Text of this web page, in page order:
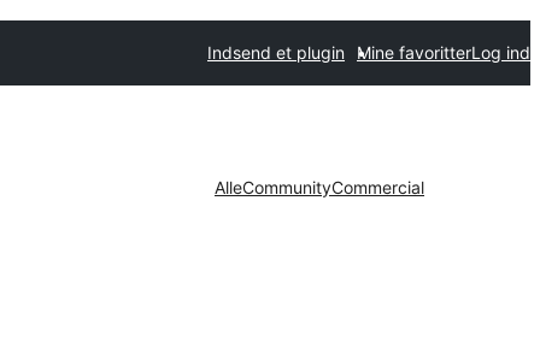
Indsend et plugin Mine favoritterLog ind
AlleCommunityCommercial